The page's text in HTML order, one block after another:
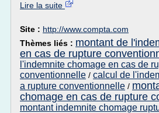
Lire la suite
Site : http://www.compta.com
Thèmes liés : montant de
en cas de rupture
l'indemnite chomage en cas de
conventionnelle / calcul de
a rupture conventionnelle /
chomage en cas de rupture
montant indemnite chomage